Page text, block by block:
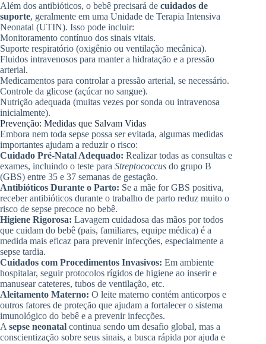
Além dos antibióticos, o bebê precisará de cuidados de
suporte, geralmente em uma Unidade de Terapia Intensiva
Neonatal (UTIN). Isso pode incluir:
Monitoramento contínuo dos sinais vitais.
Suporte respiratório (oxigênio ou ventilação mecânica).
Fluidos intravenosos para manter a hidratação e a pressão
arterial.
Medicamentos para controlar a pressão arterial, se necessário.
Controle da glicose (açúcar no sangue).
Nutrição adequada (muitas vezes por sonda ou intravenosa
inicialmente).
Prevenção: Medidas que Salvam Vidas
Embora nem toda sepse possa ser evitada, algumas medidas
importantes ajudam a reduzir o risco:
Cuidado Pré-Natal Adequado: Realizar todas as consultas e
exames, incluindo o teste para Streptococcus do grupo B
(GBS) entre 35 e 37 semanas de gestação.
Antibióticos Durante o Parto: Se a mãe for GBS positiva,
receber antibióticos durante o trabalho de parto reduz muito o
risco de sepse precoce no bebê.
Higiene Rigorosa: Lavagem cuidadosa das mãos por todos
que cuidam do bebê (pais, familiares, equipe médica) é a
medida mais eficaz para prevenir infecções, especialmente a
sepse tardia.
Cuidados com Procedimentos Invasivos: Em ambiente
hospitalar, seguir protocolos rígidos de higiene ao inserir e
manusear cateteres, tubos de ventilação, etc.
Aleitamento Materno: O leite materno contém anticorpos e
outros fatores de proteção que ajudam a fortalecer o sistema
imunológico do bebê e a prevenir infecções.
A sepse neonatal continua sendo um desafio global, mas a
conscientização sobre seus sinais, a busca rápida por ajuda e